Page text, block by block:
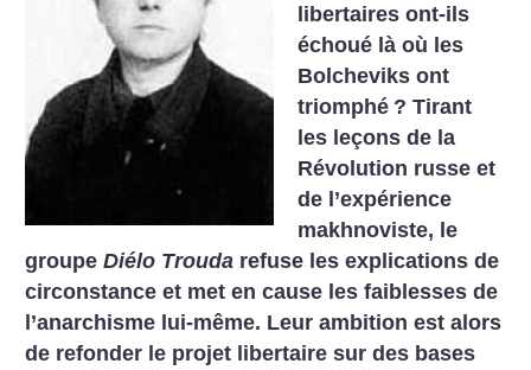
libertaires ont-ils
échoué là où les
Bolcheviks ont
triomphé ? Tirant
les leçons de la
Révolution russe et
de l’expérience
makhnoviste, le
groupeDiélo Trouda refuse les explications de
circonstance et met en cause les faiblesses de
l’anarchisme lui-même. Leur ambition est alors
de refonder le projet libertaire sur des bases